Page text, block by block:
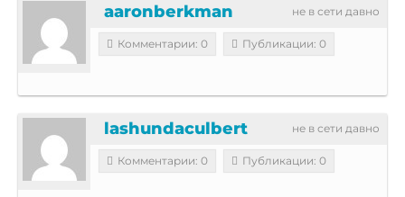
не в сети давно
aaronberkman
Комментарии: 0 Публикации: 0
не в сети давно
lashundaculbert
Комментарии: 0 Публикации: 0